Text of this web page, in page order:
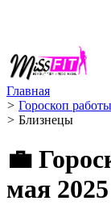
Главная
> Гороскоп работы
> Близнецы ️
💼
мая